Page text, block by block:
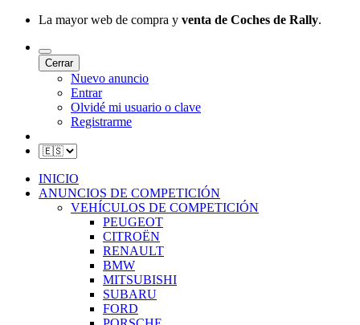
La mayor web de compra y venta de Coches de Rally.
Cerrar
Nuevo anuncio
Entrar
Olvidé mi usuario o clave
Registrarme
INICIO
ANUNCIOS DE COMPETICIÓN
VEHÍCULOS DE COMPETICIÓN
PEUGEOT
CITROËN
RENAULT
BMW
MITSUBISHI
SUBARU
FORD